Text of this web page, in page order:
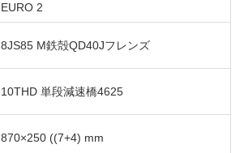
EURO 2
8JS85 M鉄殻QD40Jフレンズ
10THD 単段減速橋4625
870×250 ((7+4) mm